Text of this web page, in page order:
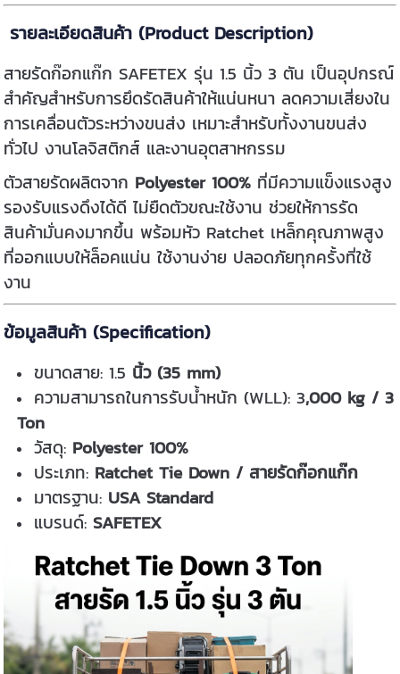
รายละเอียดสินค้า (Product Description)
สายรัดก๊อกแก๊ก SAFETEX รุ่น 1.5 นิ้ว 3 ตัน เป็นอุปกรณ์
สำคัญสำหรับการยึดรัดสินค้าให้แน่นหนา ลดความเสี่ยงใน
การเคลื่อนตัวระหว่างขนส่ง เหมาะสำหรับทั้งงานขนส่ง
ทั่วไป งานโลจิสติกส์ และงานอุตสาหกรรม
ตัวสายรัดผลิตจาก Polyester 100% ที่มีความแข็งแรงสูง
รองรับแรงดึงได้ดี ไม่ยืดตัวขณะใช้งาน ช่วยให้การรัด
สินค้ามั่นคงมากขึ้น พร้อมหัว Ratchet เหล็กคุณภาพสูง
ที่ออกแบบให้ล็อคแน่น ใช้งานง่าย ปลอดภัยทุกครั้งที่ใช้
งาน
ข้อมูลสินค้า (Specification)
ขนาดสาย: 1.5 นิ้ว (35 mm)
ความสามารถในการรับน้ำหนัก (WLL): 3,000 kg / 3
Ton
วัสดุ: Polyester 100%
ประเภท: Ratchet Tie Down / สายรัดก๊อกแก๊ก
มาตรฐาน: USA Standard
แบรนด์:SAFETEX